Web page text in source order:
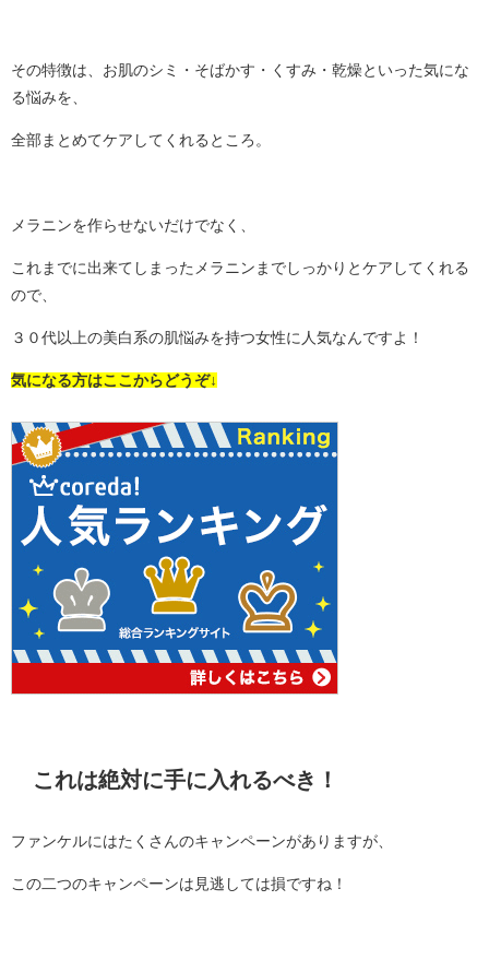
その特徴は、お肌のシミ・そばかす・くすみ・乾燥といった気にな
る悩みを、
全部まとめてケアしてくれるところ。
メラニンを作らせないだけでなく、
これまでに出来てしまったメラニンまでしっかりとケアしてくれる
ので、
３０代以上の美白系の肌悩みを持つ女性に人気なんですよ！
気になる方はここからどうぞ↓
これは絶対に手に入れるべき！
ファンケルにはたくさんのキャンペーンがありますが、
この二つのキャンペーンは見逃しては損ですね！